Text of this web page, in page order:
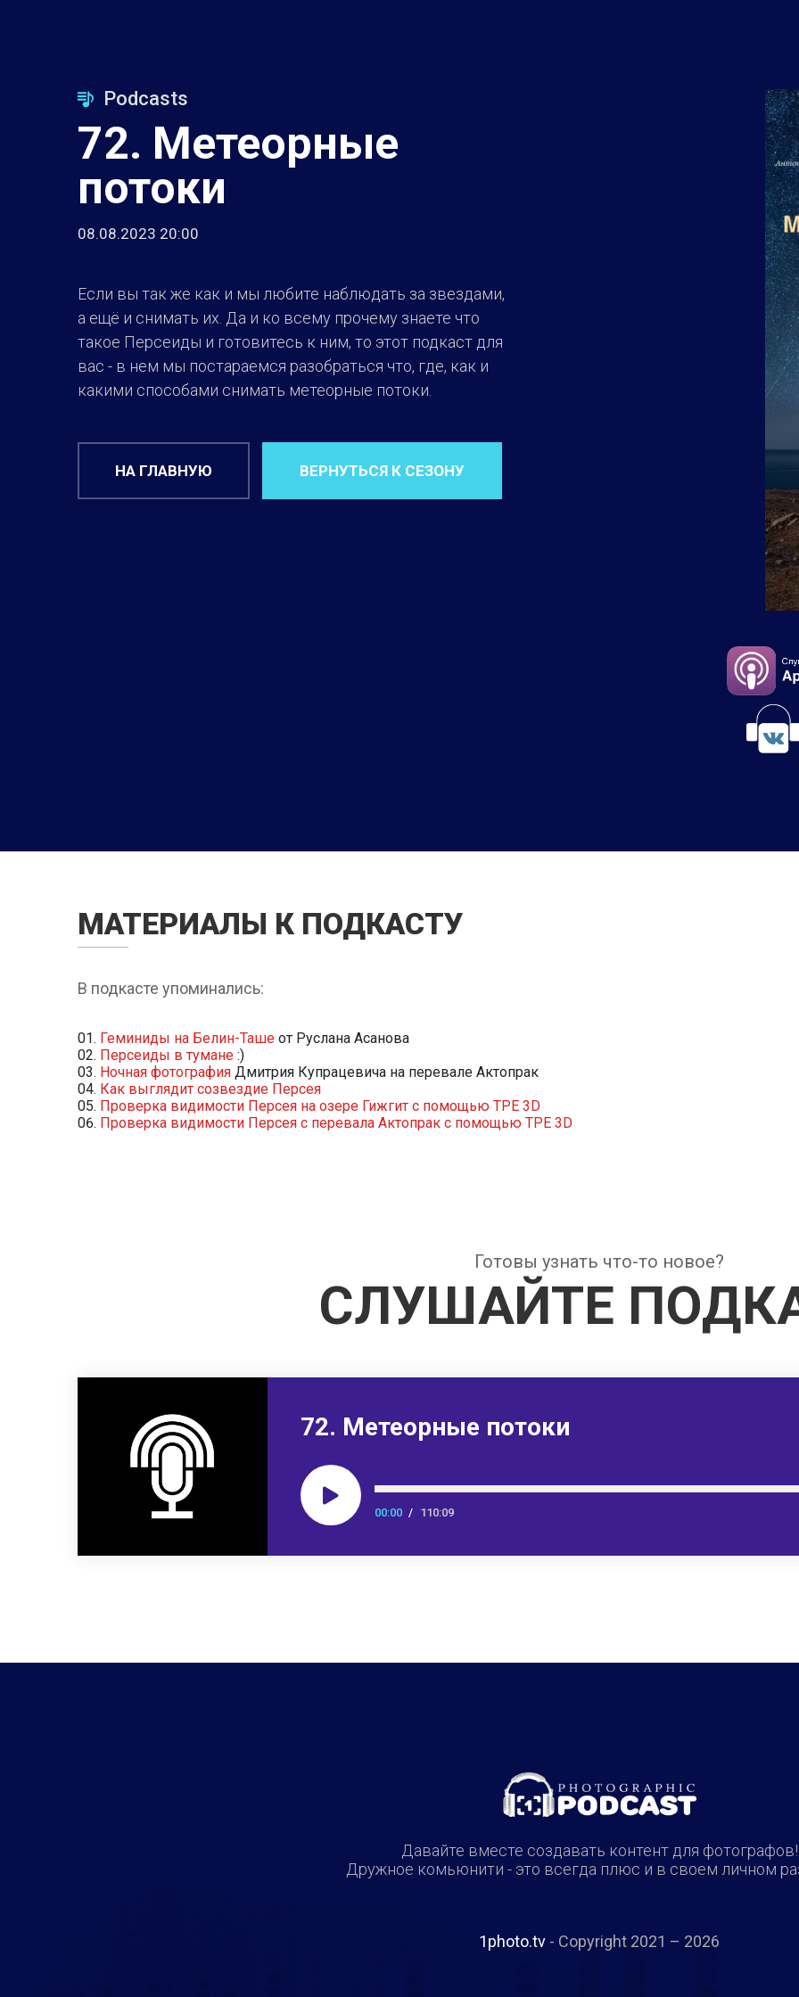
Podcasts
72. Метеорные
потоки
08.08.2023 20:00
Если вы так же как и мы любите наблюдать за звездами,
а ещё и снимать их. Да и ко всему прочему знаете что
такое Персеиды и готовитесь к ним, то этот подкаст для
вас - в нем мы постараемся разобраться что, где, как и
какими способами снимать метеорные потоки.
НА ГЛАВНУЮ ВЕРНУТЬСЯ К СЕЗОНУ
МАТЕРИАЛЫ К ПОДКАСТУ
В подкасте упоминались:
Геминиды на Белин-Таше от Руслана Асанова
Персеиды в тумане :)
Ночная фотография Дмитрия Купрацевича на перевале Актопрак
Как выглядит созвездие Персея
Проверка видимости Персея на озере Гижгит с помощью TPE 3D
Проверка видимости Персея с перевала Актопрак с помощью TPE 3D
Готовы узнать что-то новое?
СЛУШАЙТЕ
72. Метеорные потоки
00:00 110:09
Давайте вместе создавать контент для фотографов!
Дружное комьюнити - это всегда плюс и в своем личном
1photo.tv - Copyright 2021 – 2026